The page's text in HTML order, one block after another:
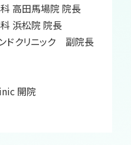
高田馬場院 院長
浜松院 院長
ドクリニック 副院長
開院